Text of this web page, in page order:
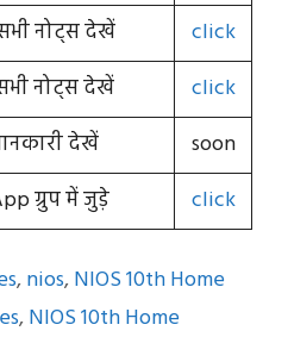
नोट्स देखें
click
नोट्स देखें
click
देखें
soon
ग्रुप में जुड़े
click
,nios,NIOS 10th Home
,NIOS 10th Home